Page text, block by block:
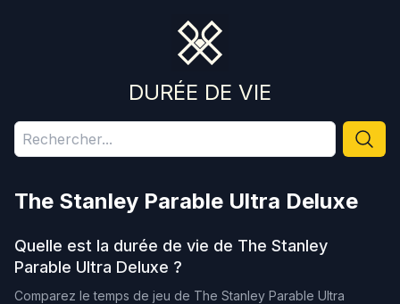
DURÉE DE VIE
The Stanley Parable Ultra Deluxe
Quelle est la durée de vie de The Stanley
Parable Ultra Deluxe ?
Comparez le temps de jeu de The Stanley Parable Ultra